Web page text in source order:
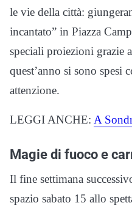
le vie della città:
incantato” in Piazza
speciali proiezioni grazie
quest’anno si sono spesi
attenzione.
LEGGI ANCHE: A
Magie di fuoco e
Il fine settimana
spazio sabato 15 allo